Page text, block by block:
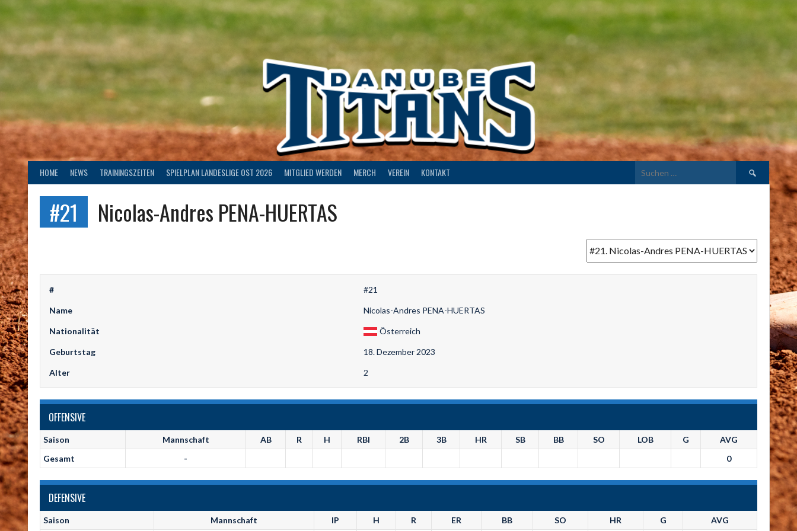
Springe
Inhalt
HOME NEWS TRAININGSZEITEN SPIELPLAN LANDESLIGE OST 2026 MITGLIED WERDEN MERCH VEREIN KONTAKT
Suchen
#21 Nicolas-Andres PENA-HUERTAS
# #21
Name Nicolas-Andres PENA-HUERTAS
Nationalität Österreich
Geburtstag 18. Dezember 2023
Alter 2
OFFENSIVE
Saison Mannschaft AB R H RBI 2B 3B HR SB BB SO LOB G
AVG
Gesamt
- 0
DEFENSIVE
Saison Mannschaft IP H R ER BB SO HR G AVG